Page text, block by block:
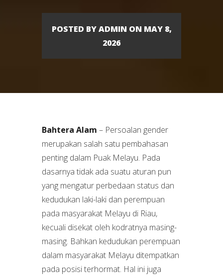
POSTED BY ADMIN ON MAY 8,
2026
Bahtera Alam – Persoalan gender
merupakan salah satu pembahasan
penting dalam Puak Melayu. Pada
dasarnya tidak ada suatu aturan pun
yang mengatur perbedaan status dan
kedudukan laki-laki dan perempuan
pada masyarakat Melayu di Riau,
kecuali disekat oleh kodratnya masing-
masing. Bahkan kedudukan perempuan
dalam masyarakat Melayu ditempatkan
pada posisi terhormat. Hal ini juga